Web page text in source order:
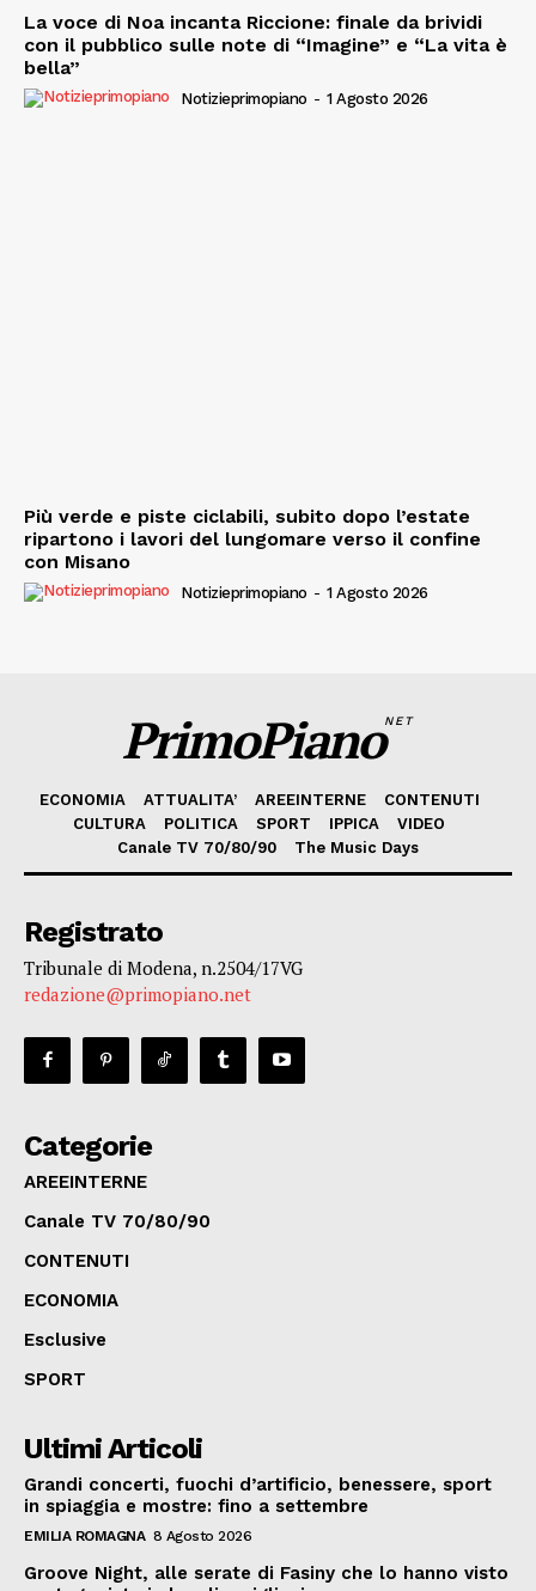
La voce di Noa incanta Riccione: finale da brividi
con il pubblico sulle note di “Imagine” e “La vita è
bella”
Notizieprimopiano - 1 Agosto 2026
Più verde e piste ciclabili, subito dopo l’estate
ripartono i lavori del lungomare verso il confine
con Misano
Notizieprimopiano - 1 Agosto 2026
PrimoPianoNET
ECONOMIA ATTUALITA’ AREEINTERNE
CONTENUTI
CULTURA
POLITICA SPORT IPPICA
VIDEO
Canale TV 70/80/90
The Music Days
Registrato
Tribunale di Modena, n.2504/17VG
redazione@primopiano.net
Categorie
AREEINTERNE
Canale TV 70/80/90
CONTENUTI
ECONOMIA
Esclusive
SPORT
Ultimi Articoli
Grandi concerti, fuochi d’artificio, benessere, sport
in spiaggia e mostre: fino a settembre
EMILIA ROMAGNA 8 Agosto 2026
Groove Night, alle serate di Fasiny che lo hanno visto